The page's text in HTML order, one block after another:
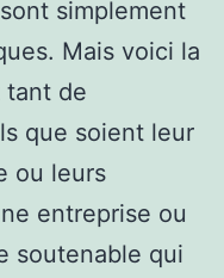
simplement
Mais voici la
tant de
que soient leur
ou leurs
entreprise ou
soutenable qui